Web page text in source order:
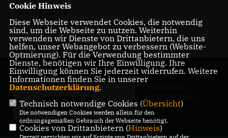
29.04.2011
DATENSCHUTZ
KONTAKT
Cookie Hinweis
Diese Webseite verwendet Cookies, die notwendig
sind, um die Webseite zu nutzen. Weiterhin
verwenden wir Dienste von Drittanbietern, die uns
helfen, unser Webangebot zu verbessern (Website-
Optmierung). Für die Verwendung bestimmter
Dienste, benötigen wir Ihre Einwilligung. Ihre
Einwilligung können Sie jederzeit widerrufen. Weitere
Informationen finden Sie in unserer
Datenschutzerklärung.
Technisch notwendige Cookies (Übersicht)
Die notwendigen Cookies werden allein für den
ordnungsgemäßen Gebrauch der Webseite benötigt.
Cookies von Drittanbietern (Hinweis)